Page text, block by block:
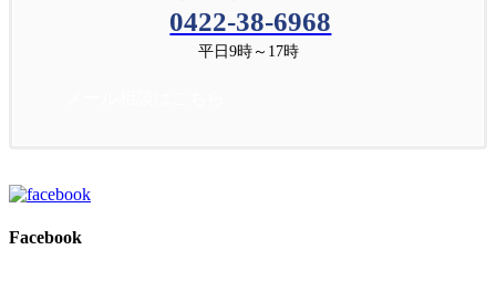
0422-38-6968
平日9時～17時
Facebook